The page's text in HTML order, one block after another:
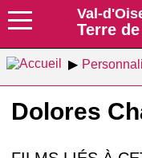
Val-
Terre
Dolores